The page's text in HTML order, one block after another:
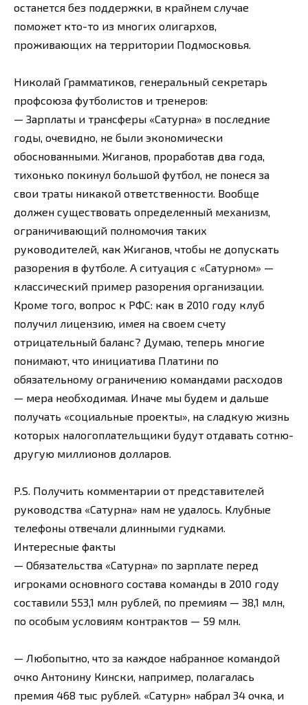
останется без поддержки, в крайнем случае
поможет кто-то из многих олигархов,
проживающих на территории Подмосковья.
Николай Грамматиков, генеральный секретарь
профсоюза футболистов и тренеров:
— Зарплаты и трансферы «Сатурна» в последние
годы, очевидно, не были экономически
обоснованными. Жиганов, проработав два года,
тихонько покинул большой футбол, не понеся за
свои траты никакой ответственности. Вообще
должен существовать определенный механизм,
ограничивающий полномочия таких
руководителей, как Жиганов, чтобы не допускать
разорения в футболе. А ситуация с «Сатурном» —
классический пример разорения организации.
Кроме того, вопрос к РФС: как в 2010 году клуб
получил лицензию, имея на своем счету
отрицательный баланс? Думаю, теперь многие
понимают, что инициатива Платини по
обязательному ограничению командами расходов
— мера необходимая. Иначе мы будем и дальше
получать «социальные проекты», на сладкую жизнь
которых налогоплательщики будут отдавать сотню-
другую миллионов долларов.
P.S. Получить комментарии от представителей
руководства «Сатурна» нам не удалось. Клубные
телефоны отвечали длинными гудками.
Интересные факты
— Обязательства «Сатурна» по зарплате перед
игроками основного состава команды в 2010 году
составили 553,1 млн рублей, по премиям — 38,1 млн,
по особым условиям контрактов — 59 млн.
— Любопытно, что за каждое набранное командой
очко Антонину Кински, например, полагалась
премия 468 тыс рублей. «Сатурн» набрал 34 очка, и